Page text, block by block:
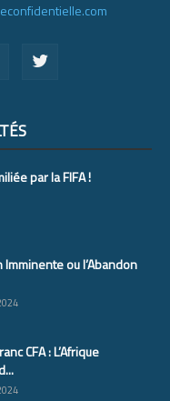
par la FIFA !
ou l’Abandon
CFA : L’Afrique